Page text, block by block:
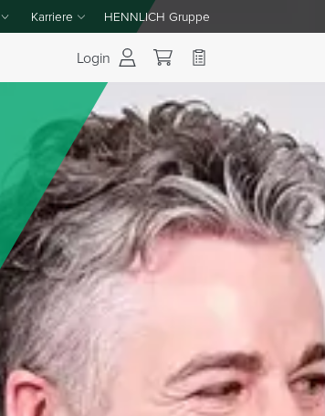
Unternehmen umschalten
Karriere
Dropdown-Menü Karriere umschalten
HENNLICH Gruppe
Login